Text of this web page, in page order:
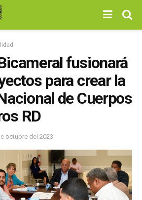
fusionará
para crear la
de Cuerpos
RD
octubre del 2023